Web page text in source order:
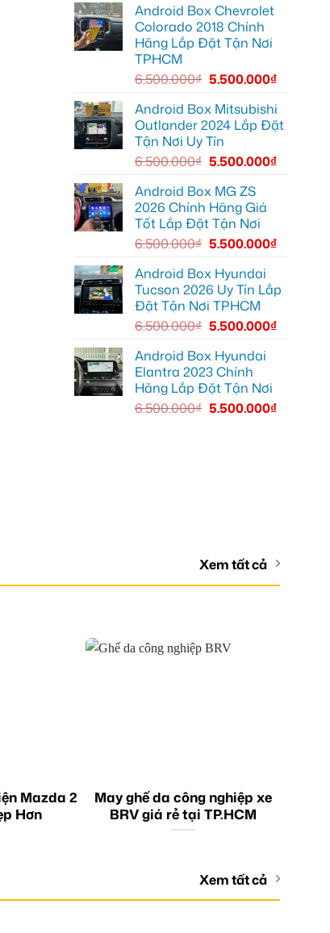
hiển
thị
thông
ràng
thảm
sàn
VinFast
Lux
SA2.0
Quận
để
nội
thất
luôn
sạch
Android Box Chevrolet
Colorado 2018 Chính
Hãng Lắp Đặt Tận Nơi
TPHCM
6.500.000₫ 5.500.000₫
Android Box Mitsubishi
Outlander 2024 Lắp Đặt
Tận Nơi Uy Tín
6.500.000₫ 5.500.000₫
Android Box MG ZS
2026 Chính Hãng Giá
Tốt Lắp Đặt Tận Nơi
6.500.000₫ 5.500.000₫
Android Box Hyundai
Tucson 2026 Uy Tín Lắp
Đặt Tận Nơi TPHCM
6.500.000₫ 5.500.000₫
Android Box Hyundai
Elantra 2023 Chính
Hãng Lắp Đặt Tận Nơi
6.500.000₫ 5.500.000₫
Xem tất cả
Mazda 2
Hơn
May ghế da công nghiệp xe
BRV giá rẻ tại TP.HCM
Xem tất cả